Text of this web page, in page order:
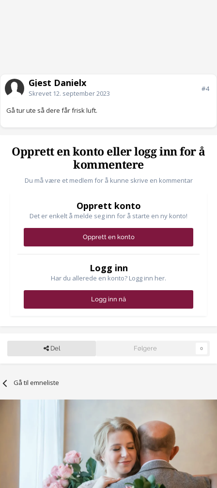
Gjest Danielx
Skrevet 12. september 2023
#4
Gå tur ute så dere får frisk luft.
Opprett en konto eller logg inn for å
kommentere
Du må være et medlem for å kunne skrive en kommentar
Opprett konto
Det er enkelt å melde seg inn for å starte en ny konto!
Opprett en konto
Logg inn
Har du allerede en konto? Logg inn her.
Logg inn nå
Del Følgere 0
Gå til emneliste